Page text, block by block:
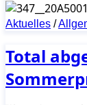
Aktuelles /
Total